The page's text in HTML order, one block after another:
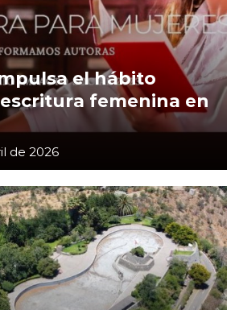
el hábito
femenina en
de 2026